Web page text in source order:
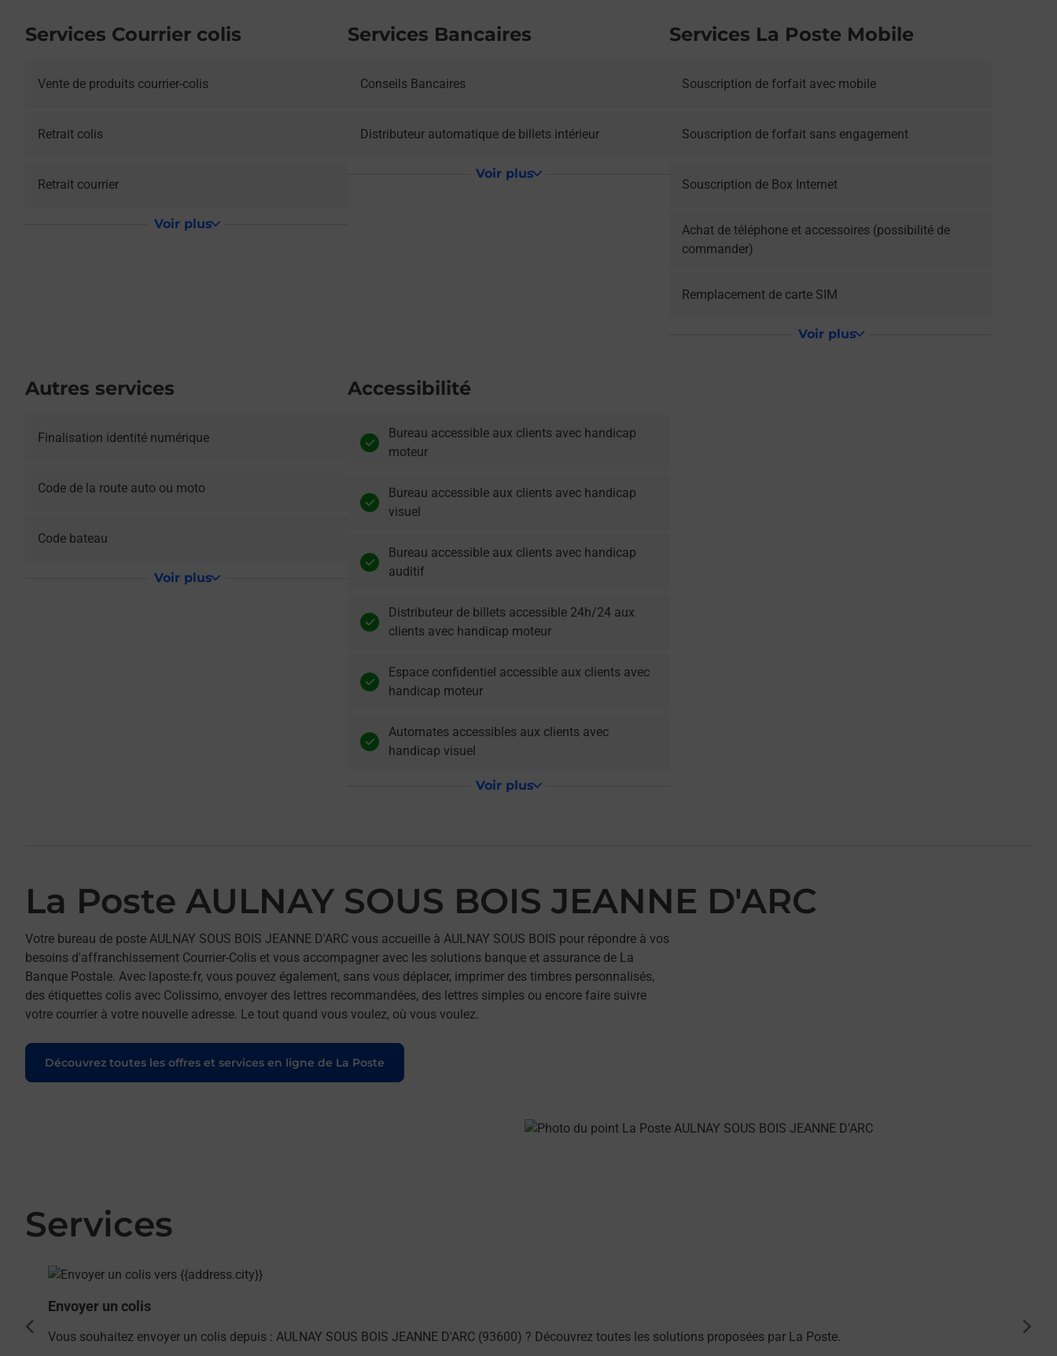
Services Courrier colis
Vente de produits courrier-colis
Retrait colis
Retrait courrier
Voir plus
Services Bancaires
Conseils Bancaires
Distributeur automatique de billets intérieur
Voir plus
Services La Poste Mobile
Souscription de forfait avec mobile
Souscription de forfait sans engagement
Souscription de Box Internet
Achat de téléphone et accessoires (possibilité de
commander)
Remplacement de carte SIM
Voir plus
Autres services
Finalisation identité numérique
Code de la route auto ou moto
Code bateau
Voir plus
Accessibilité
Bureau accessible aux clients avec handicap
moteur
Bureau accessible aux clients avec handicap
visuel
Bureau accessible aux clients avec handicap
auditif
Distributeur de billets accessible 24h/24 aux
clients avec handicap moteur
Espace confidentiel accessible aux clients avec
handicap moteur
Automates accessibles aux clients avec
handicap visuel
Voir plus
La Poste AULNAY SOUS BOIS JEANNE D'ARC
Votre bureau de poste AULNAY SOUS BOIS JEANNE D'ARC vous accueille à AULNAY SOUS BOIS pour répondre à vos
besoins d'affranchissement Courrier-Colis et vous accompagner avec les solutions banque et assurance de La
Banque Postale. Avec laposte.fr, vous pouvez également, sans vous déplacer, imprimer des timbres personnalisés,
des étiquettes colis avec Colissimo, envoyer des lettres recommandées, des lettres simples ou encore faire suivre
votre courrier à votre nouvelle adresse. Le tout quand vous voulez, où vous voulez.
Découvrez toutes les offres et services en ligne de La Poste
Services
En savoir plus
Envoyer un colis
Vous souhaitez envoyer un colis depuis : AULNAY SOUS BOIS JEANNE D'ARC (93600) ? Découvrez toutes les solutions proposées par La Poste.